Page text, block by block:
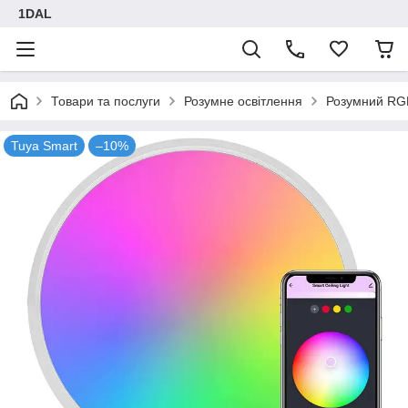
1DAL
Товари та послуги Розумне освітлення Розумний
Tuya Smart –10%